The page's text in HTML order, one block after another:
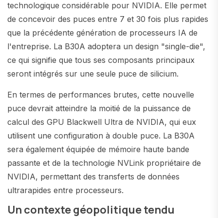
technologique considérable pour NVIDIA. Elle permet
de concevoir des puces entre 7 et 30 fois plus rapides
que la précédente génération de processeurs IA de
l'entreprise. La B30A adoptera un design "single-die",
ce qui signifie que tous ses composants principaux
seront intégrés sur une seule puce de silicium.
En termes de performances brutes, cette nouvelle
puce devrait atteindre la moitié de la puissance de
calcul des GPU Blackwell Ultra de NVIDIA, qui eux
utilisent une configuration à double puce. La B30A
sera également équipée de mémoire haute bande
passante et de la technologie NVLink propriétaire de
NVIDIA, permettant des transferts de données
ultrarapides entre processeurs.
Un contexte géopolitique tendu